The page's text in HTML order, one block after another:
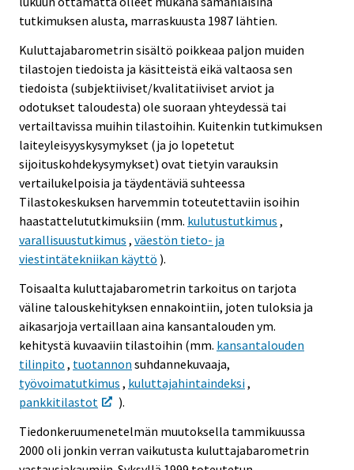
tutkimuksen alusta, marraskuusta 1987 lähtien.
Kuluttajabarometrin sisältö poikkeaa paljon muiden
tilastojen tiedoista ja käsitteistä eikä valtaosa sen
tiedoista (subjektiiviset/kvalitatiiviset arviot ja
odotukset taloudesta) ole suoraan yhteydessä tai
vertailtavissa muihin tilastoihin. Kuitenkin tutkimuksen
laiteyleisyyskysymykset (ja jo lopetetut
sijoituskohdekysymykset) ovat tietyin varauksin
vertailukelpoisia ja täydentäviä suhteessa
Tilastokeskuksen harvemmin toteutettaviin isoihin
haastattelututkimuksiin (mm. kulutustutkimus ,
varallisuustutkimus , väestön tieto- ja
viestintätekniikan käyttö ).
Toisaalta kuluttajabarometrin tarkoitus on tarjota
väline talouskehityksen ennakointiin, joten tuloksia ja
aikasarjoja vertaillaan aina kansantalouden ym.
kehitystä kuvaaviin tilastoihin (mm. kansantalouden
tilinpito , tuotannon suhdannekuvaaja,
työvoimatutkimus , kuluttajahintaindeksi,
pankkitilastot
).
Tiedonkeruumenetelmän muutoksella tammikuussa
2000 oli jonkin verran vaikutusta kuluttajabarometrin